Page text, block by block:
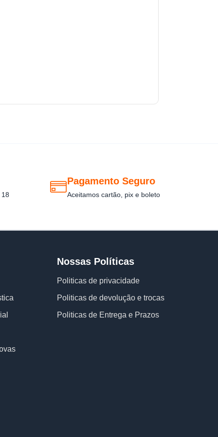
Pagamento Seguro
Aceitamos cartão, pix e boleto
Nossas Políticas
Politicas de privacidade
Politicas de devolução e trocas
Politicas de Entrega e Prazos